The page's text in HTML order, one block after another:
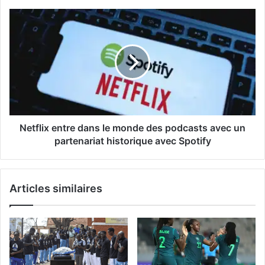
Netflix
entre
podcasts
avec
un
partenariat
Spotify
Netflix entre dans le monde des podcasts avec un
partenariat historique avec Spotify
Articles similaires